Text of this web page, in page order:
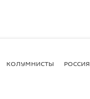
КОЛУМНИСТЫ РОССИЯ